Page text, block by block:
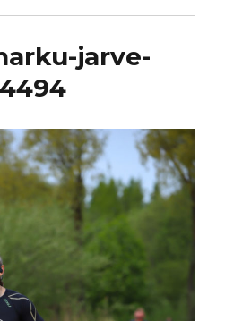
jarve-